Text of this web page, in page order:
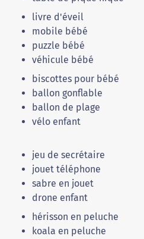
livre d'éveil
mobile bébé
puzzle bébé
véhicule bébé
biscottes pour bébé
ballon gonflable
ballon de plage
vélo enfant
jeu de secrétaire
jouet téléphone
sabre en jouet
drone enfant
hérisson en peluche
koala en peluche